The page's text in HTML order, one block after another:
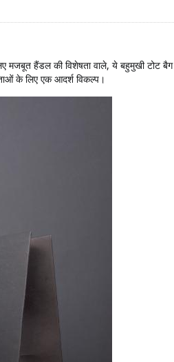
हैंडल की विशेषता वाले, ये बहुमुखी टोट
के लिए एक आदर्श विकल्प।